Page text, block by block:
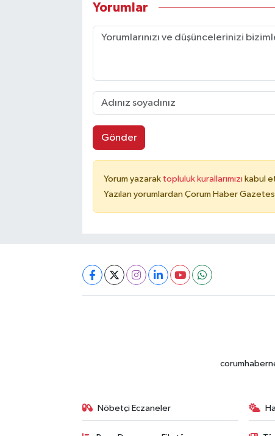
Yorumlar
Gönder
Yorum yazarak topluluk kurallarımızı kabul
Yazılan yorumlardan Çorum Haber
Nöbetçi Eczaneler